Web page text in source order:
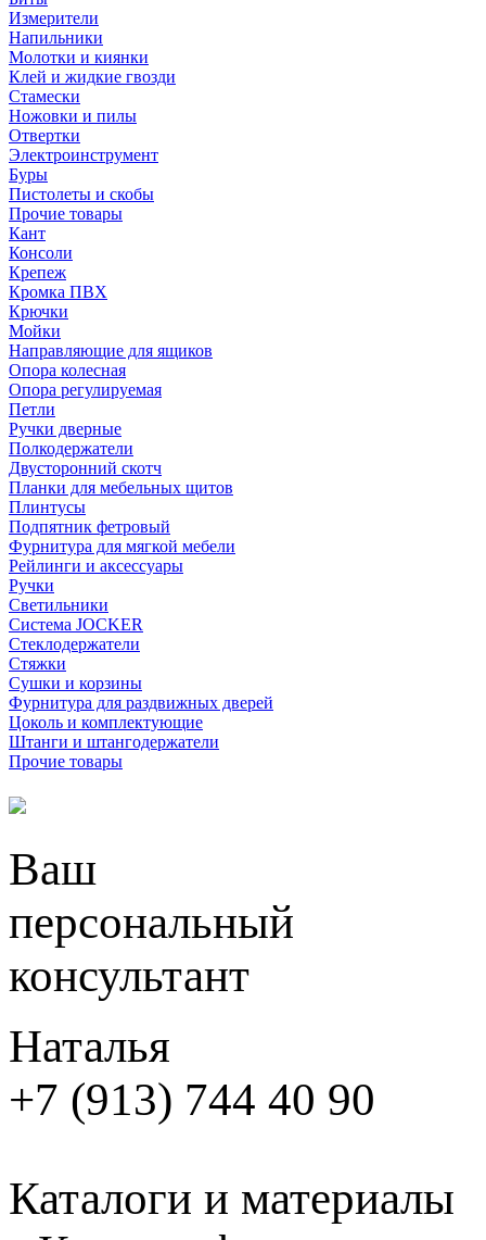
Измерители
Напильники
Молотки и киянки
Клей и жидкие гвозди
Стамески
Ножовки и пилы
Отвертки
Электроинструмент
Буры
Пистолеты и скобы
Прочие товары
Кант
Консоли
Крепеж
Кромка ПВХ
Крючки
Мойки
Направляющие для ящиков
Опора колесная
Опора регулируемая
Петли
Ручки дверные
Полкодержатели
Двусторонний скотч
Планки для мебельных щитов
Плинтусы
Подпятник фетровый
Фурнитура для мягкой мебели
Рейлинги и аксессуары
Ручки
Светильники
Система JOCKER
Стеклодержатели
Стяжки
Сушки и корзины
Фурнитура для раздвижных дверей
Цоколь и комплектующие
Штанги и штангодержатели
Прочие товары
Ваш
персональный
консультант
Наталья
+7 (913) 744 40 90
Каталоги и материалы